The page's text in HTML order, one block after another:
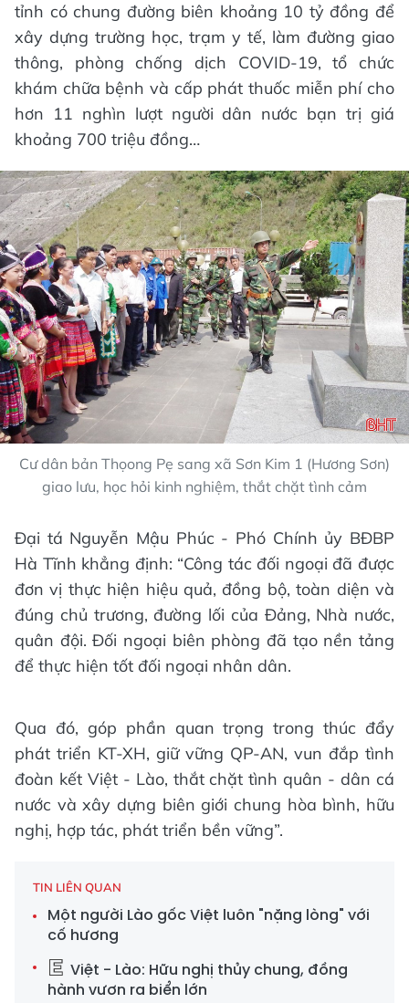
tỉnh có chung đường biên khoảng 10 tỷ đồng để
xây dựng trường học, trạm y tế, làm đường giao
thông, phòng chống dịch COVID-19, tổ chức
khám chữa bệnh và cấp phát thuốc miễn phí cho
hơn 11 nghìn lượt người dân nước bạn trị giá
khoảng 700 triệu đồng…
Cư dân bản Thọong Pẹ sang xã Sơn Kim 1 (Hương Sơn)
giao lưu, học hỏi kinh nghiệm, thắt chặt tình cảm
Đại tá Nguyễn Mậu Phúc - Phó Chính ủy BĐBP
Hà Tĩnh khẳng định: “Công tác đối ngoại đã được
đơn vị thực hiện hiệu quả, đồng bộ, toàn diện và
đúng chủ trương, đường lối của Đảng, Nhà nước,
quân đội. Đối ngoại biên phòng đã tạo nền tảng
để thực hiện tốt đối ngoại nhân dân.
Qua đó, góp phần quan trọng trong thúc đẩy
phát triển KT-XH, giữ vững QP-AN, vun đắp tình
đoàn kết Việt - Lào, thắt chặt tình quân - dân cá
nước và xây dựng biên giới chung hòa bình, hữu
nghị, hợp tác, phát triển bền vững”.
TIN LIÊN QUAN
Một người Lào gốc Việt luôn "nặng lòng" với
cố hương
Việt - Lào: Hữu nghị thủy chung, đồng
hành vươn ra biển lớn